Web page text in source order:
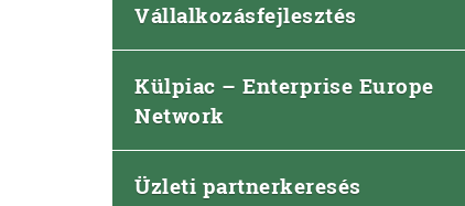
Vállalkozásfejlesztés
Külpiac – Enterprise Europe
Network
Üzleti partnerkeresés